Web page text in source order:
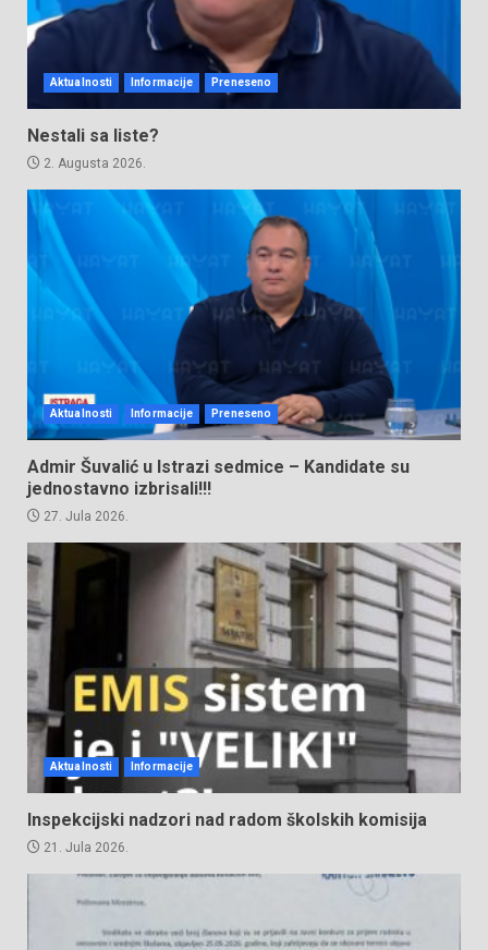
Aktualnosti Informacije Preneseno
Nestali sa liste?
2. Augusta 2026.
Aktualnosti Informacije Preneseno
Admir Šuvalić u Istrazi sedmice – Kandidate su
jednostavno izbrisali!!!
27. Jula 2026.
Aktualnosti Informacije
Inspekcijski nadzori nad radom školskih komisija
21. Jula 2026.